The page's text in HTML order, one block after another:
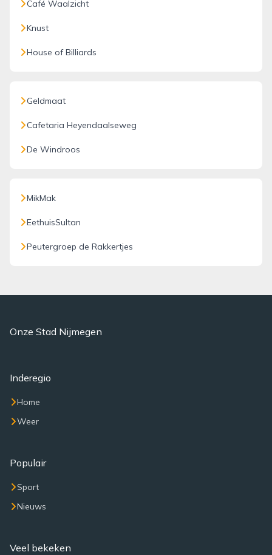
Café Waalzicht
Knust
House of Billiards
Geldmaat
Cafetaria Heyendaalseweg
De Windroos
MikMak
EethuisSultan
Peutergroep de Rakkertjes
Onze Stad Nijmegen
Inderegio
Home
Weer
Populair
Sport
Nieuws
Veel bekeken